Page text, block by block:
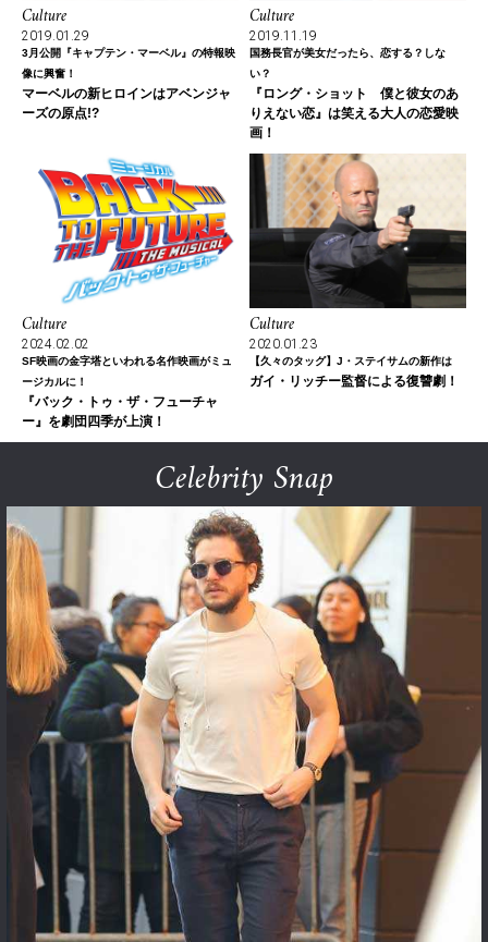
Culture
2019.01.29
3月公開『キャプテン・マーベル』の特報映
像に興奮！
マーベルの新ヒロインはアベンジャ
ーズの原点!?
Culture
2019.11.19
国務長官が美女だったら、恋する？しな
い？
『ロング・ショット 僕と彼女のあ
りえない恋』は笑える大人の恋愛映
画！
Culture
2024.02.02
SF映画の金字塔といわれる名作映画がミュ
ージカルに！
『バック・トゥ・ザ・フューチャ
ー』を劇団四季が上演！
Culture
2020.01.23
【久々のタッグ】J・ステイサムの新作は
ガイ・リッチー監督による復讐劇！
Celebrity Snap